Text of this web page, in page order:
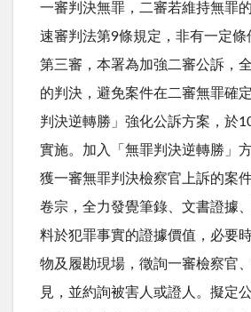
一審判決無罪，二審若維持無罪
速審判法第9條規定，非有一定條
第三審，本署為加強二審公訴，
的判決，避免案件在二審無罪確
判決逆轉勝」強化公訴方案，於
實施。加入「無罪判決逆轉勝」
獲一審無罪判決檢察官上訴的案
卷宗，全力發覺筆錄、文書證據
料於犯罪事實的證據價值，必要
物及履勘現場，徵詢一審檢察官
見，並約詢被害人或證人。擬定